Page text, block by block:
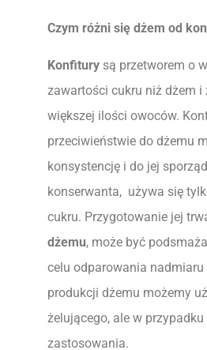
Czym różni się dżem od
Konfitury są przetworem o
zawartości cukru niż dżem i
większej ilości owoców.
przeciwieństwie do dżemu
konsystencję i do jej
konserwanta, używa się
cukru. Przygotowanie jej
dżemu, może być
celu odparowania nadmiaru
produkcji dżemu możemy
żelującego, ale w
zastosowania.